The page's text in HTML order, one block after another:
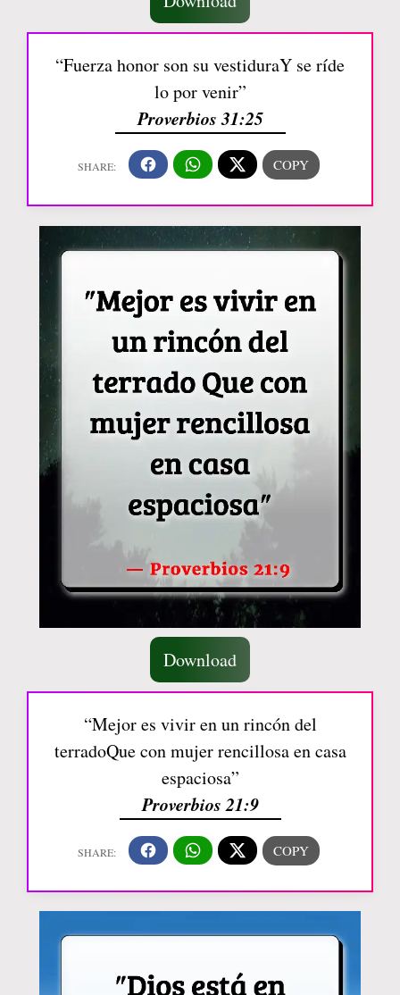
“Fuerza honor son su vestiduraY se ríde
lo por venir”
Proverbios 31:25
Download
“Mejor es vivir en un rincón del
terradoQue con mujer rencillosa en casa
espaciosa”
Proverbios 21:9